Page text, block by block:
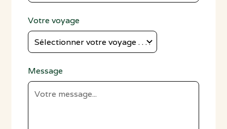
Votre voyage
Message